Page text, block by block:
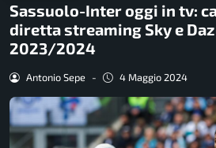
Sassuolo-Inter oggi in tv:
diretta streaming Sky e
2023/2024
Antonio Sepe - 4 Maggio 2024